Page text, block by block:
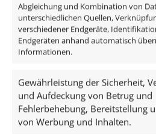
Abgleichung und Kombination von
unterschiedlichen Quellen,
verschiedener Endgeräte,
Endgeräten anhand automatisch
Informationen.
Gewährleistung der Sicherheit,
und Aufdeckung von Betrug und
Fehlerbehebung, Bereitstellung
von Werbung und Inhalten.
Gesamtmaße
90×90×64mm
Lochausschnitt Ø
65–85mm
Spannung (V)
AC 230V (ohne Trafo)